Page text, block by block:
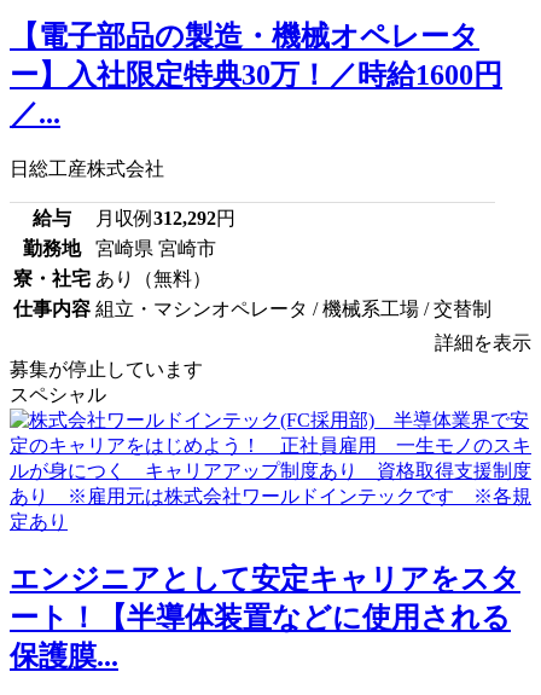
【電子部品の製造・機械オペレータ
ー】入社限定特典30万！／時給1600円
／...
日総工産株式会社
給与 月収例 312,292円
勤務地
宮崎県 宮崎市
寮・社宅 あり（無料）
仕事内容 組立・マシンオペレータ / 機械系工場 / 交替制
詳細を表示
募集が停止しています
スペシャル
エンジニアとして安定キャリアをスタ
ート！【半導体装置などに使用される
保護膜...